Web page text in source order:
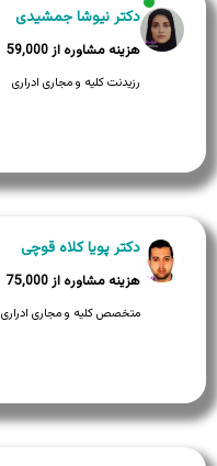
دکتر نیوشا جمشیدی
59,000
رزیدنت کلیه و مجاری ادراری
دکتر پویا کلاه قوچی
75,000
متخصص کلیه و مجاری ادراری